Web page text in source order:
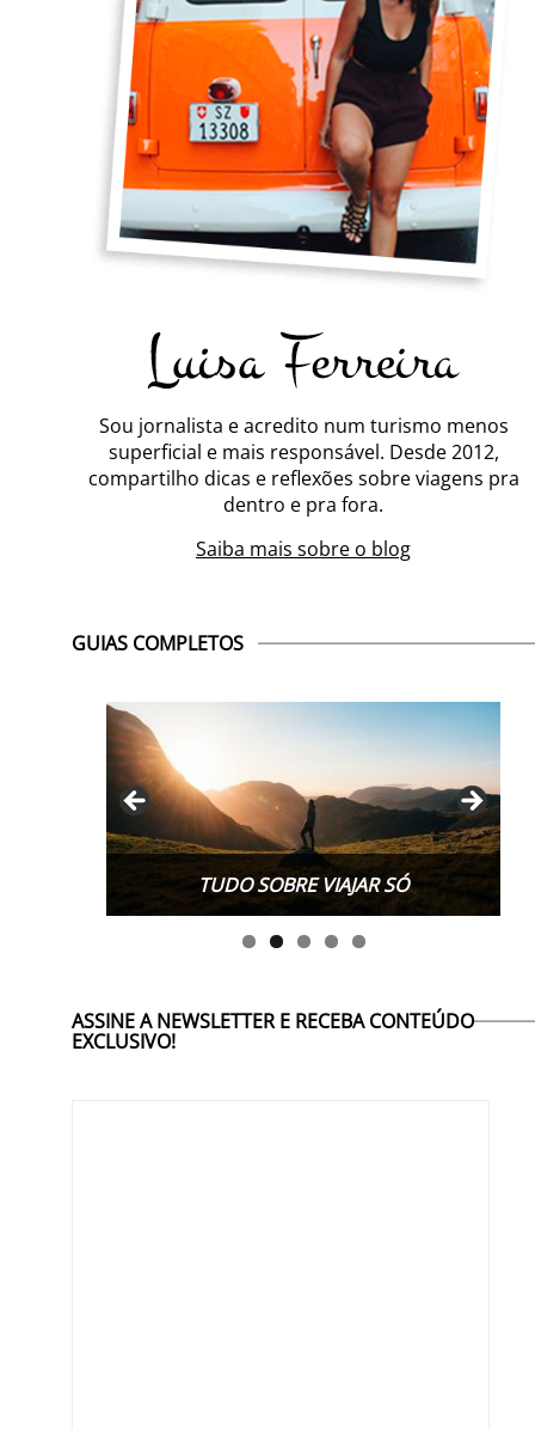
Sou jornalista e acredito num turismo menos
superficial e mais responsável. Desde 2012,
compartilho dicas e reflexões sobre viagens pra
dentro e pra fora.
Saiba mais sobre o blog
GUIAS COMPLETOS
TUDO SOBRE WORK EXCHANGE
ASSINE A NEWSLETTER E RECEBA CONTEÚDO
EXCLUSIVO!